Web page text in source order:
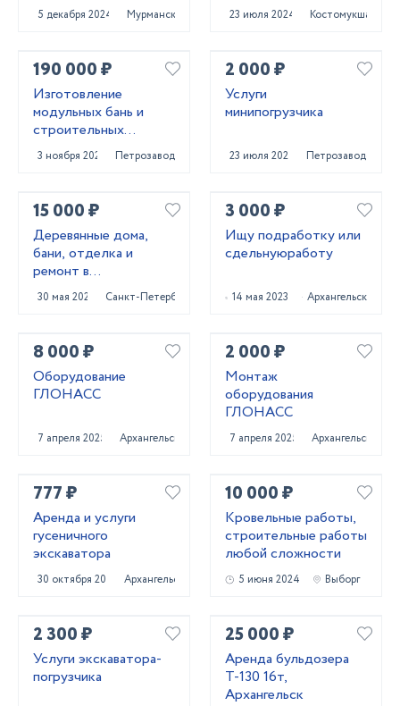
5 декабря 2024 Мурманск 23 июля 2024 Костомукша
190 000 ₽
Изготовление
модульных бань и
строительных
бытовое
3 ноября 2023 Петрозаводск
2 000 ₽
Услуги
минипогрузчика
23 июля 2024 Петрозаводск
15 000 ₽
Деревянные дома,
бани, отделка и
ремонт в
Приозерском и
Выборгском районах
30 мая 2025 Санкт-Петербург
3 000 ₽
Ищу подработку или
сдельнуюработу
14 мая 2023 Архангельск
8 000 ₽
Оборудование
ГЛОНАСС
7 апреля 2025 Архангельск
2 000 ₽
Монтаж
оборудования
ГЛОНАСС
7 апреля 2025 Архангельск
777 ₽
Аренда и услуги
гусеничного
экскаватора
30 октября 2024 Архангельск
10 000 ₽
Кровельные работы,
строительные работы
любой сложности
5 июня 2024 Выборг
2 300 ₽
Услуги экскаватора-
погрузчика
25 000 ₽
Аренда бульдозера
Т-130 16т,
Архангельск